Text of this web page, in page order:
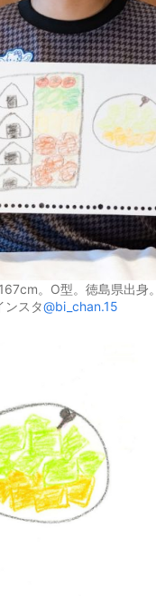
。O型。徳島県出
ンスタ@bi_chan.15